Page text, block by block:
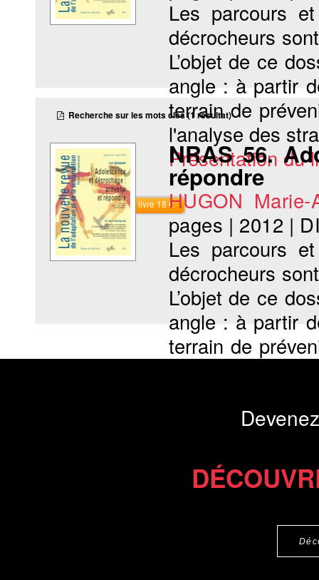
Les parcours
décrocheurs
L’objet de ce
angle : à partir
terrain de
l'analyse des
Présentation du
Commander le livre 18 €
Recherche sur les mots clés (1 résultat)
NRAS 56.
répondre
HUGON
pages | 2012 |
Les parcours
décrocheurs
L’objet de ce
angle : à partir
terrain de